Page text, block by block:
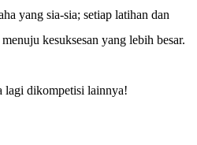
yang sia-sia; setiap latihan dan
kesuksesan yang lebih besar.
lagi dikompetisi lainnya!